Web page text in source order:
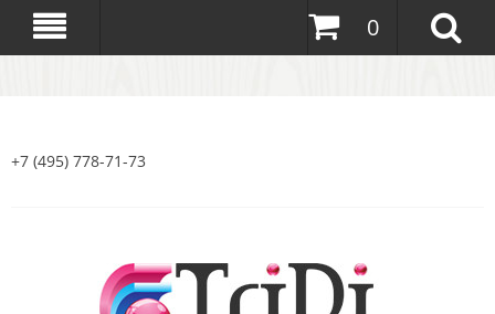
0
+7 (495) 778-71-73